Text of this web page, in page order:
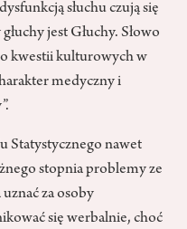
słuchu czują się
jest Głuchy. Słowo
kwestii kulturowych w
medyczny i
Statystycznego nawet
stopnia problemy ze
za osoby
się werbalnie, choć